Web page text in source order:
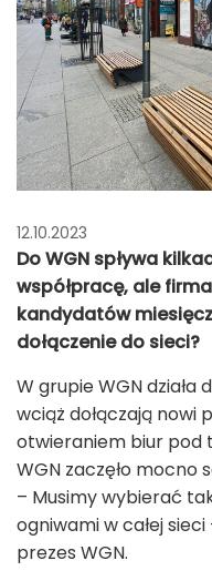
12.10.2023
Do WGN spływa
współpracę, ale
kandydatów
dołączenie do sieci?
W grupie WGN działa
wciąż dołączają nowi
otwieraniem biur pod
WGN zaczęło mocno
– Musimy wybierać
ogniwami w całej
prezes WGN.